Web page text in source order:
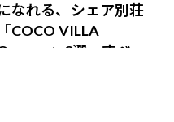
なれる、シェア別荘
「COCO VILLA
」3選。すべて